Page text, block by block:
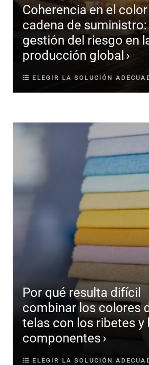
Coherencia en el
cadena de suministro:
gestión del riesgo en
producción global
ELEGIR LA SOLUCIÓN
Por qué resulta difícil
combinar los colores
telas con los ribetes y
componentes
ELEGIR LA SOLUCIÓN